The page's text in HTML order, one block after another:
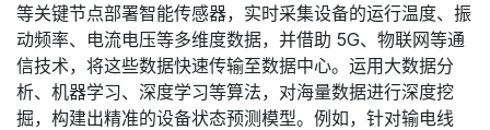
等关键节点部署智能传感器，实时采集设备的运行温度、振
动频率、电流电压等多维度数据，并借助 5G、物联网等通
信技术，将这些数据快速传输至数据中心。运用大数据分
析、机器学习、深度学习等算法，对海量数据进行深度挖
掘，构建出精准的设备状态预测模型。例如，针对输电线